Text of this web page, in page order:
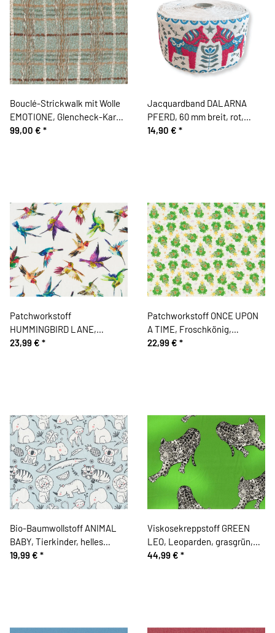
Bouclé-Strickwalk mit Wolle
EMOTIONE, Glencheck-Karo,
mintgrün, Hilco
99,00 € *
Jacquardband DALARNA
PFERD, 60 mm breit, rot,
Kafka
14,90 € *
Patchworkstoff
HUMMINGBIRD LANE,
Kolibris, weiß, In The
23,99 € *
Patchworkstoff ONCE UPON
A TIME, Froschkönig,
Camelot Fabrics
22,99 € *
Bio-Baumwollstoff ANIMAL
BABY, Tierkinder, helles
mintgrün
19,99 € *
Viskosekreppstoff GREEN
LEO, Leoparden, grasgrün,
Hilco
44,99 € *